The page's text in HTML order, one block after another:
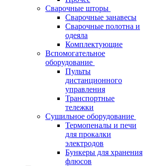
Сварочные шторы
Сварочные занавесы
Сварочные полотна и
одеяла
Комплектующие
Вспомогательное
оборудование
Пульты
дистанционного
управления
Транспортные
тележки
Сушильное оборудование
Термопеналы и печи
для прокалки
электродов
Бункеры для хранения
флюсов